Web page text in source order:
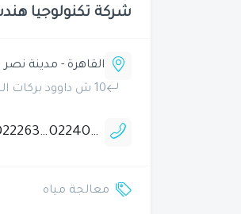
شركة تكنولوجيا
القاهرة - مدينة نصر
10 ش داوود بركات الحى السابع خلف مجمع الملك فهد النموذجى للغات
0224046520
0222636132
معالجة مياه